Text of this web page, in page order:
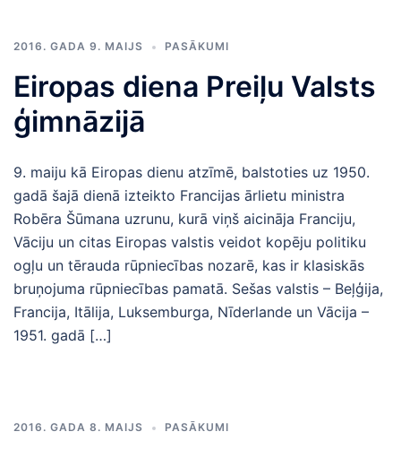
2016. GADA 9. MAIJS PASĀKUMI
Eiropas diena Preiļu Valsts
ģimnāzijā
9. maiju kā Eiropas dienu atzīmē, balstoties uz 1950.
gadā šajā dienā izteikto Francijas ārlietu ministra
Robēra Šūmana uzrunu, kurā viņš aicināja Franciju,
Vāciju un citas Eiropas valstis veidot kopēju politiku
ogļu un tērauda rūpniecības nozarē, kas ir klasiskās
bruņojuma rūpniecības pamatā. Sešas valstis – Beļģija,
Francija, Itālija, Luksemburga, Nīderlande un Vācija –
1951. gadā […]
2016. GADA 8. MAIJS PASĀKUMI